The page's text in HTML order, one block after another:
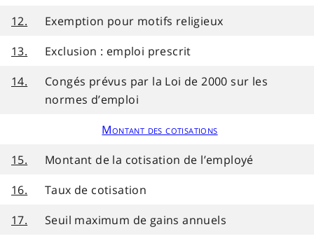
12.
Exemption pour motifs religieux
13.
Exclusion : emploi prescrit
14.
Congés prévus par la Loi de 2000 sur les
normes d’emploi
Montant des cotisations
15.
Montant de la cotisation de l’employé
16.
Taux de cotisation
17.
Seuil maximum de gains annuels